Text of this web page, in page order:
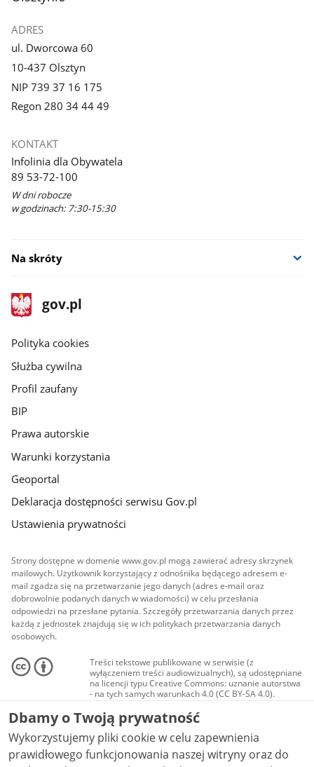
ADRES
ul. Dworcowa 60
10-437 Olsztyn
NIP 739 37 16 175
Regon 280 34 44 49
KONTAKT
Infolinia dla Obywatela
89 53-72-100
W dni robocze
w godzinach: 7:30-15:30
Na skróty
stopka
gov.pl
Strona
gov.pl
gov.pl
Polityka cookies
Służba cywilna
Profil zaufany
BIP
Prawa autorskie
Warunki korzystania
Geoportal
Deklaracja dostępności serwisu Gov.pl
Ustawienia prywatności
Strony dostępne w domenie www.gov.pl mogą zawierać adresy skrzynek
mailowych. Użytkownik korzystający z odnośnika będącego adresem e-
mail zgadza się na przetwarzanie jego danych (adres e-mail oraz
dobrowolnie podanych danych w wiadomości) w celu przesłania
odpowiedzi na przesłane pytania. Szczegóły przetwarzania danych przez
każdą z jednostek znajdują się w ich politykach przetwarzania danych
osobowych.
Treści tekstowe publikowane w serwisie (z
wyłączeniem treści audiowizualnych), są udostępniane
na licencji typu Creative Commons: uznanie autorstwa
- na tych samych warunkach 4.0 (CC BY-SA 4.0).
Materiały audiowizualne, w tym zdjęcia, materiały
audio i wideo, są udostępniane na licencji typu
Creative Commons: uznanie autorstwa użycie
niekomercyjne - bez utworów zależnych 4.0 (CC BY-
NC-ND 4.0), o ile nie jest to stwierdzone inaczej.
Dbamy o Twoją prywatność
Wykorzystujemy pliki cookie w celu zapewnienia
prawidłowego funkcjonowania naszej witryny oraz do